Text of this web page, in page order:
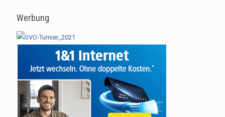
Werbung